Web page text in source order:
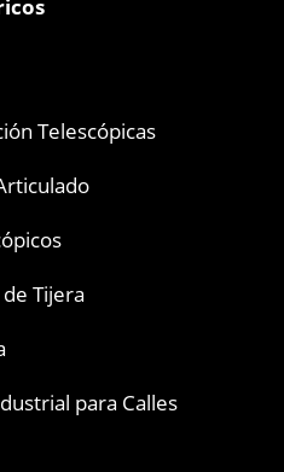
Telescópicas
Tijera
para Calles